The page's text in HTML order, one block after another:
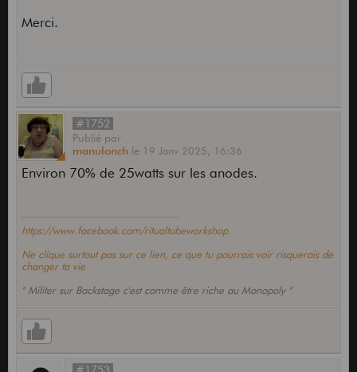
Merci.
#1752
Publié par
manulonch le 19 Janv 2025, 16:36
Environ 70% de 25watts sur les anodes.
https://www.facebook.com/ritualtubeworkshop
Ne clique surtout pas sur ce lien, ce que tu pourrais voir risquerais de
changer ta vie
" Militer sur Backstage c'est comme être riche au Monopoly "